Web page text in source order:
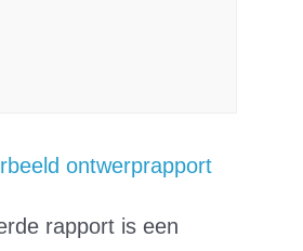
ontwerprapport
rapport is een